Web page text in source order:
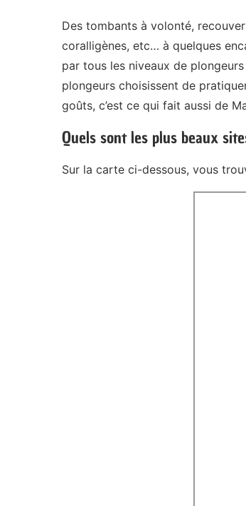
Des tombants à volonté,
coralligènes, etc… à quelques
par tous les niveaux de
plongeurs choisissent de
goûts, c’est ce qui fait aussi de
Quels sont les plus beaux
Sur la carte ci-dessous, vous